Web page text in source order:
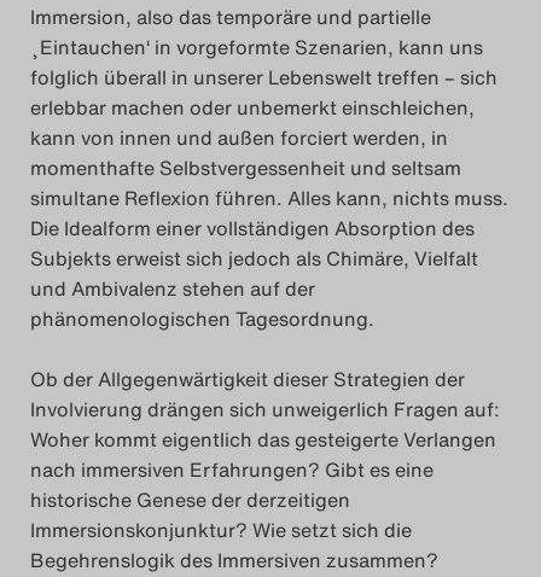
Immersion, also das temporäre und partielle
¸Eintauchen‘ in vorgeformte Szenarien, kann uns
folglich überall in unserer Lebenswelt treffen – sich
erlebbar machen oder unbemerkt einschleichen,
kann von innen und außen forciert werden, in
momenthafte Selbstvergessenheit und seltsam
simultane Reflexion führen. Alles kann, nichts muss.
Die Idealform einer vollständigen Absorption des
Subjekts erweist sich jedoch als Chimäre, Vielfalt
und Ambivalenz stehen auf der
phänomenologischen Tagesordnung.
Ob der Allgegenwärtigkeit dieser Strategien der
Involvierung drängen sich unweigerlich Fragen auf:
Woher kommt eigentlich das gesteigerte Verlangen
nach immersiven Erfahrungen? Gibt es eine
historische Genese der derzeitigen
Immersionskonjunktur? Wie setzt sich die
Begehrenslogik des Immersiven zusammen?